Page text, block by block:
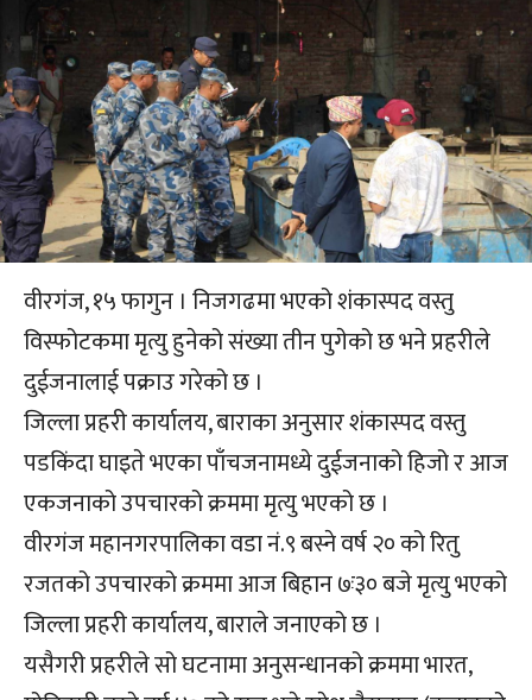
वीरगंज, १५ फागुन । निजगढमा भएको शंकास्पद वस्तु
विस्फोटकमा मृत्यु हुनेको संख्या तीन पुगेको छ भने प्रहरीले
दुईजनालाई पक्राउ गरेको छ ।
जिल्ला प्रहरी कार्यालय, बाराका अनुसार शंकास्पद वस्तु
पडकिंदा घाइते भएका पाँचजनामध्ये दुईजनाको हिजो र आज
एकजनाको उपचारको क्रममा मृत्यु भएको छ ।
वीरगंज महानगरपालिका वडा नं.९ बस्ने वर्ष २० को रितु
रजतको उपचारको क्रममा आज बिहान ७ः३० बजे मृत्यु भएको
जिल्ला प्रहरी कार्यालय, बाराले जनाएको छ ।
यसैगरी प्रहरीले सो घटनामा अनुसन्धानको क्रममा भारत,